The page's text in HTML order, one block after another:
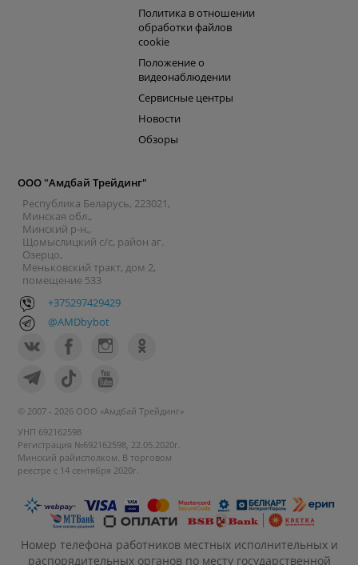
Политика в отношении
обработки файлов
cookie
Положение о
видеонаблюдении
Сервисные центры
Новости
Обзоры
ООО "Амдбай Трейдинг"
Республика Беларусь, 223021,
Минская обл.,
Минский р-н.,
Щомыслицкий с/с, район аг.
Озерцо,
Меньковский тракт, дом 2,
помещение 533
+375297429429
@AMDbybot
© 2007 - 2026 ООО «Амдбай Трейдинг»
УНП 692162598
Регистрация №692162598, 22.05.2020г.
Минский райисполком. В торговом
реестре с 14 сентября 2020г.
Номер телефона работников местных исполнительных и
распорядительных органов по месту государственной